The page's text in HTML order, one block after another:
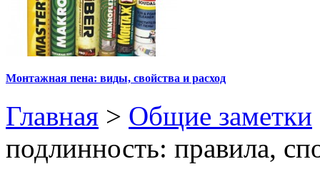
Монтажная пена: виды, свойства и расход
Главная > Общие заметки
подлинность: правила,